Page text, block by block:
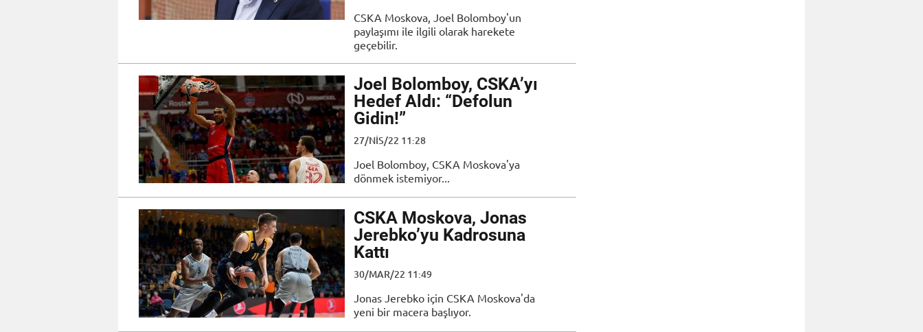
CSKA Moskova, Joel Bolomboy'un
paylaşımı ile ilgili olarak harekete
geçebilir.
Joel Bolomboy, CSKA’yı
Hedef Aldı: “Defolun
Gidin!”
27/NIS/22 11:28
Joel Bolomboy, CSKA Moskova'ya
dönmek istemiyor...
CSKA Moskova, Jonas
Jerebko’yu Kadrosuna
Kattı
30/MAR/22 11:49
Jonas Jerebko için CSKA Moskova'da
yeni bir macera başlıyor.